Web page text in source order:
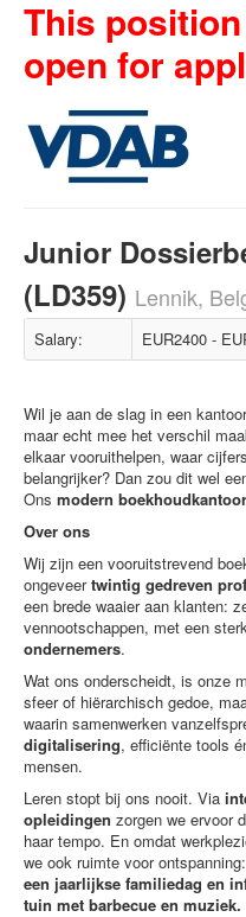
This
open for
Junior
(LD359) Lennik,
Salary: EUR2400 -
Wil je aan de slag in een
maar echt mee het verschil
elkaar vooruithelpen, waar
belangrijker? Dan zou dit wel
Ons modern
Over ons
Wij zijn een vooruitstrevend
ongeveertwintig gedreven
een brede waaier aan klanten:
vennootschappen, met een
ondernemers.
Wat ons onderscheidt, is onze
sfeer of hiërarchisch gedoe,
waarin samenwerken
digitalisering, efficiënte tools
mensen.
Leren stopt bij ons nooit. Via
opleidingen zorgen we ervoor
haar tempo. En omdat
we ook ruimte voor ontspanning:
een jaarlijkse familiedag en
tuin met barbecue en muziek.